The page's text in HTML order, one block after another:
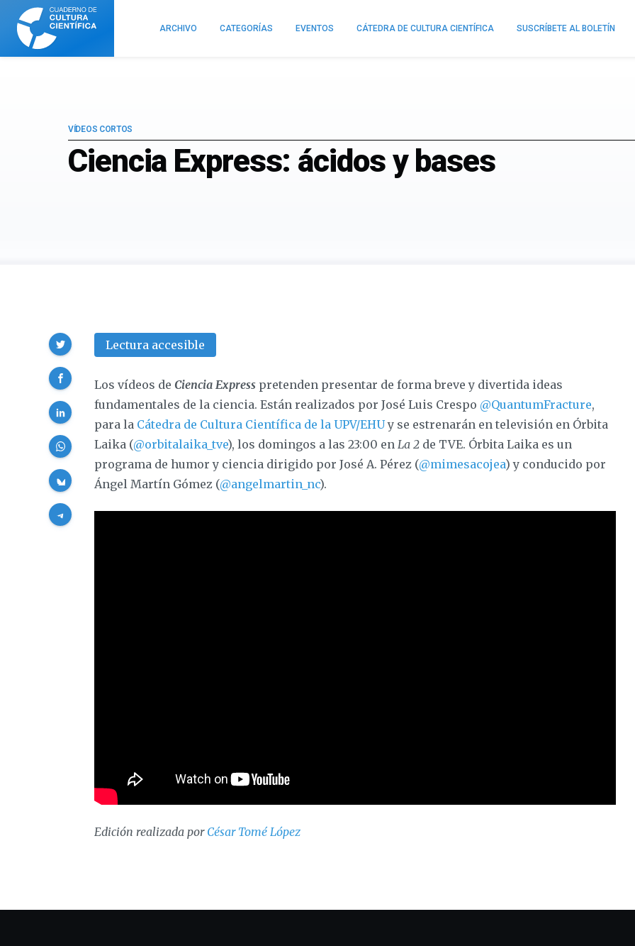
Cuaderno
Cultura
Científica
ARCHIVO CATEGORÍAS EVENTOS CÁTEDRA DE CULTURA CIENTÍFICA SUSCRÍBETE AL BOLETÍN
Ciencia Express: ácidos y bases
VÍDEOS CORTOS
Lectura accesible
Los vídeos de Ciencia Express pretenden presentar de forma breve y divertida ideas
fundamentales de la ciencia. Están realizados por José Luis Crespo @QuantumFracture,
para la Cátedra de Cultura Científica de la UPV/EHUy se estrenarán en televisión en Órbita
Laika (@orbitalaika_tve), los domingos a las 23:00 enLa 2 de TVE. Órbita Laika es un
programa de humor y ciencia dirigido por José A. Pérez (@mimesacojea) y conducido por
Ángel Martín Gómez (@angelmartin_nc).
Edición realizada por César Tomé López
Compartir